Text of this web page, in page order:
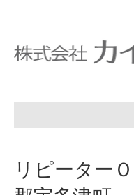
リピーター